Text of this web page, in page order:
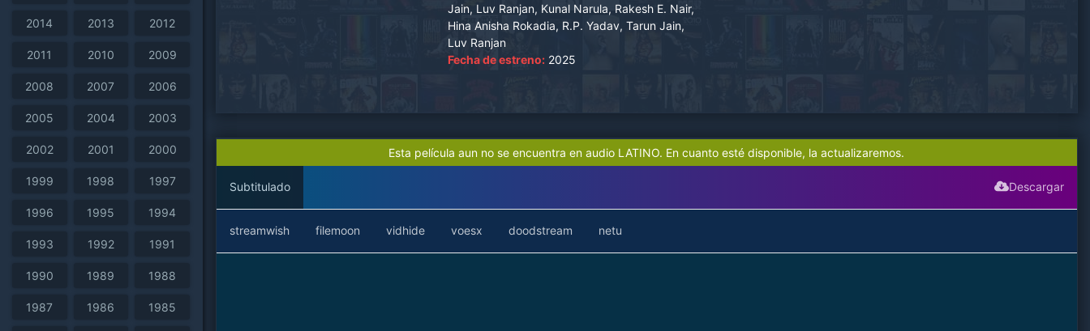
2014 2013 2012
2011 2010 2009
2008 2007 2006
2005 2004 2003
2002 2001 2000
1999 1998 1997
1996 1995 1994
1993 1992 1991
1990 1989 1988
1987 1986 1985
Jain, Luv Ranjan, Kunal Narula, Rakesh E. Nair,
Hina Anisha Rokadia, R.P. Yadav, Tarun Jain,
Luv Ranjan
Fecha de estreno: 2025
Esta película aun no se encuentra en audio LATINO. En cuanto esté disponible, la actualizaremos.
Subtitulado Descargar
streamwish filemoon vidhide voesx doodstream netu